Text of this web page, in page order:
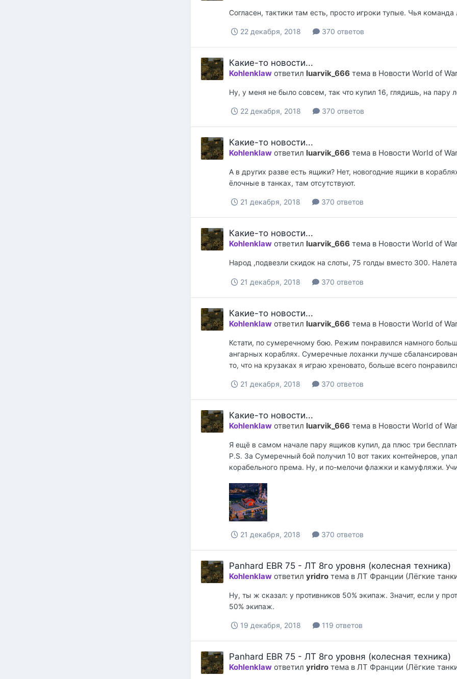
Согласен, тактики там есть, просто игроки тупые. Чья команда
22 декабря, 2018 370 ответов
Какие-то новости...
Kohlenklaw ответил luarvik_666 тема в Новости World of
Ну, у меня не было совсем, так что купил 16, глядишь, на пару
22 декабря, 2018 370 ответов
Какие-то новости...
Kohlenklaw ответил luarvik_666 тема в Новости World of
А в других разве есть ящики? Нет, новогодние ящики в
ёлочные в танках, там отсутствуют.
21 декабря, 2018 370 ответов
Какие-то новости...
Kohlenklaw ответил luarvik_666 тема в Новости World of
Народ ,подвезли скидок на слоты, 75 голды вместо 300.
21 декабря, 2018 370 ответов
Какие-то новости...
Kohlenklaw ответил luarvik_666 тема в Новости World of
Кстати, по сумеречному бою. Режим понравился намного
ангарных кораблях. Сумеречные лоханки лучше
то, что на крузаках я играю хреновато, больше всего
21 декабря, 2018 370 ответов
Какие-то новости...
Kohlenklaw ответил luarvik_666 тема в Новости World of
Я ещё в самом начале пару ящиков купил, да плюс три
P.S. За Сумеречный бой получил 10 вот таких контейнеров,
корабельного према. Ну, и по-мелочи флажки и камуфляжи.
21 декабря, 2018 370 ответов
Panhard EBR 75 - ЛТ 8го уровня (колесная техника)
Kohlenklaw ответилyridro тема вЛТ Франции (Лёгкие
Ну, ты ж сказал: у противников 50% экипаж. Значит, если у
50% экипаж.
19 декабря, 2018 119 ответов
Panhard EBR 75 - ЛТ 8го уровня (колесная техника)
Kohlenklaw ответилyridro тема вЛТ Франции (Лёгкие